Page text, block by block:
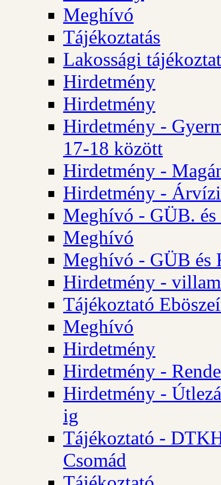
Meghívó
Tájékoztatás
Lakossági
Hirdetmény
Hirdetmény
Hirdetmény -
17-18 között
Hirdetmény -
Hirdetmény -
Meghívó - GÜB.
Meghívó
Meghívó - GÜB és
Hirdetmény -
Tájékoztató
Meghívó
Hirdetmény
Hirdetmény -
Hirdetmény -
ig
Tájékoztató -
Csomád